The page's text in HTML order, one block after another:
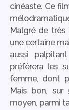
cinéaste. Ce
Malgré de très
une certaine
aussi
préférera les
femme, dont
Mais bon, sur
moyen, parmi